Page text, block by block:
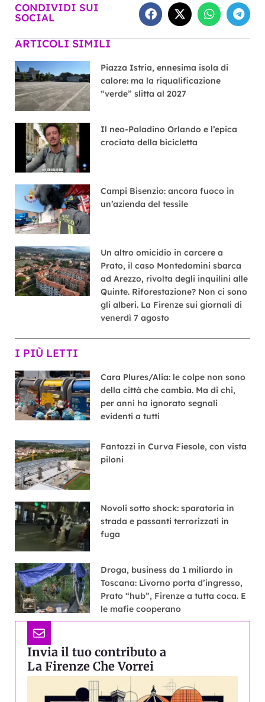
CONDIVIDI SUI
SOCIAL
ARTICOLI SIMILI
Piazza Istria, ennesima isola di
calore: ma la riqualificazione
“verde” slitta al 2027
Il neo-Paladino Orlando e l’epica
crociata della bicicletta
Campi Bisenzio: ancora fuoco in
un’azienda del tessile
Un altro omicidio in carcere a
Prato, il caso Montedomini sbarca
ad Arezzo, rivolta degli inquilini alle
Quinte. Riforestazione? Non ci sono
gli alberi. La Firenze sui giornali di
venerdì 7 agosto
I PIÙ LETTI
Cara Plures/Alia: le colpe non sono
della città che cambia. Ma di chi,
per anni ha ignorato segnali
evidenti a tutti
Fantozzi in Curva Fiesole, con vista
piloni
Novoli sotto shock: sparatoria in
strada e passanti terrorizzati in
fuga
Droga, business da 1 miliardo in
Toscana: Livorno porta d’ingresso,
Prato “hub”, Firenze a tutta coca. E
le mafie cooperano
Invia il tuo contributo a
La Firenze Che Vorrei